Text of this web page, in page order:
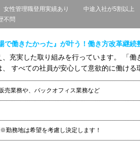
女性管理職登用実績あり
中途入社が5割以上
不問
働きたかった』が叶う！働き方改革継続
充実した取り組みを行っています。 「働
すべての社員が安心して意欲的に働ける
売業務や、バックオフィス業務など
勤務地は希望を考慮し決定します！